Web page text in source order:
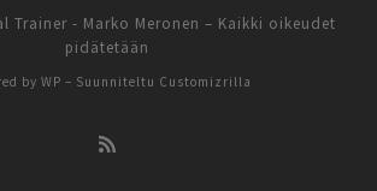
Trainer - Marko Meronen – Kaikki oikeudet
pidätetään
by WP – Suunniteltu Customizrilla